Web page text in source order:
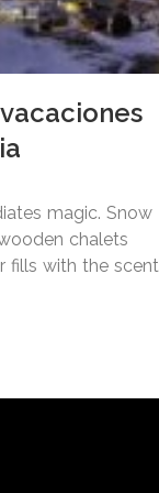
magic. Snow
chalets
fills with the scent